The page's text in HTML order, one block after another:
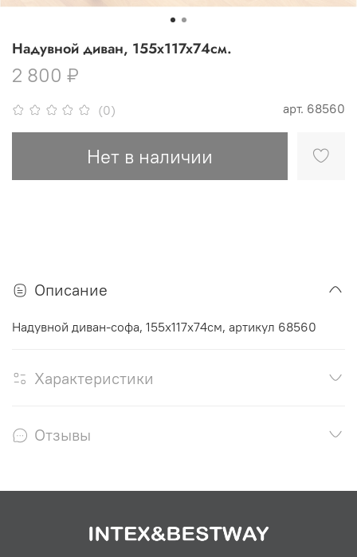
(0) арт. 68560
Надувной диван, 155x117x74см.
2 800 ₽
Нет в наличии
Описание
Надувной диван-софа, 155x117x74см, артикул 68560
Характеристики
Отзывы